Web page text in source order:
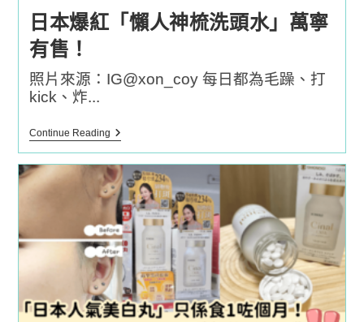
日本爆紅「懶人神梳洗頭水」萬寧
有售！
照片來源：IG@xon_coy 每日都為毛躁、打
kick、炸...
Continue Reading日
紅
「懶
人
神
梳
洗
頭
水」
萬
寧
有
售！